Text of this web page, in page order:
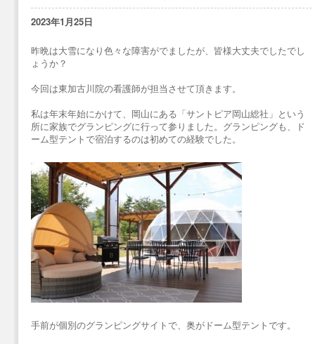
2023年1月25日
昨晩は大雪になり色々な障害がでましたが、皆様大丈夫でしたでし
ょうか？
今回は東加古川院の看護師が担当させて頂きます。
私は年末年始にかけて、岡山にある「サントピア岡山総社」という
所に家族でグランピングに行って参りました。グランピングも、ド
ーム型テントで宿泊するのは初めての経験でした。
手前が個別のグランピングサイトで、奥がドーム型テントです。